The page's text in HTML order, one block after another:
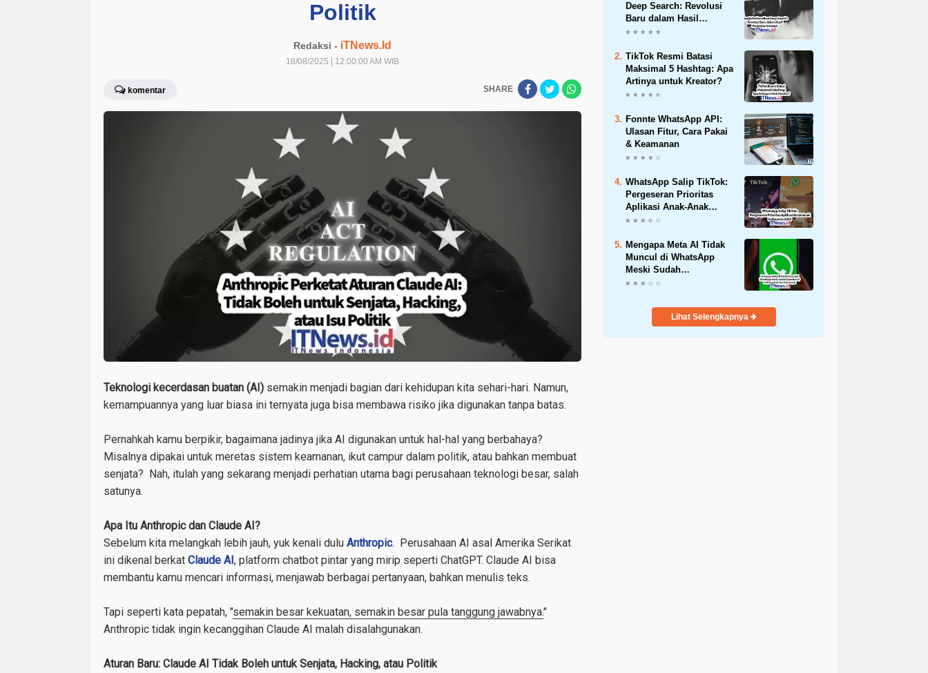
Politik
Redaksi - iTNews.Id
18/08/2025 | 12:00:00 AM WIB
komentar SHARE
Teknologi kecerdasan buatan (AI) semakin menjadi bagian dari kehidupan kita sehari-hari. Namun,
kemampuannya yang luar biasa ini ternyata juga bisa membawa risiko jika digunakan tanpa batas.
Pernahkah kamu berpikir, bagaimana jadinya jika AI digunakan untuk hal-hal yang berbahaya?
Misalnya dipakai untuk meretas sistem keamanan, ikut campur dalam politik, atau bahkan membuat
senjata? Nah, itulah yang sekarang menjadi perhatian utama bagi perusahaan teknologi besar, salah
satunya.
Apa Itu Anthropic dan Claude AI?
Sebelum kita melangkah lebih jauh, yuk kenali dulu Anthropic. Perusahaan AI asal Amerika Serikat
ini dikenal berkat Claude AI, platform chatbot pintar yang mirip seperti ChatGPT. Claude AI bisa
membantu kamu mencari informasi, menjawab berbagai pertanyaan, bahkan menulis teks.
Tapi seperti kata pepatah, "semakin besar kekuatan, semakin besar pula tanggung jawabnya."
Anthropic tidak ingin kecanggihan Claude AI malah disalahgunakan.
Aturan Baru: Claude AI Tidak Boleh untuk Senjata, Hacking, atau Politik
Deep Search: Revolusi
Baru dalam Hasil
Pencarian Internet
TikTok Resmi Batasi
Maksimal 5 Hashtag: Apa
Artinya untuk Kreator?
Fonnte WhatsApp API:
Ulasan Fitur, Cara Pakai
& Keamanan
WhatsApp Salip TikTok:
Pergeseran Prioritas
Aplikasi Anak-Anak
Indonesia 2025
Mengapa Meta AI Tidak
Muncul di WhatsApp
Meski Sudah
Diperbarui? Ini
Solusinya!
Lihat Selengkapnya